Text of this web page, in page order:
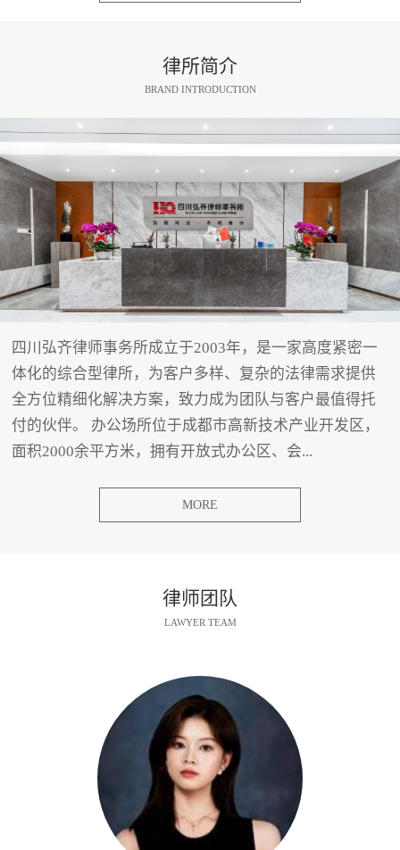
律所简介
BRAND INTRODUCTION
四川弘齐律师事务所成立于2003年，是一家高度紧密一
体化的综合型律所，为客户多样、复杂的法律需求提供
全方位精细化解决方案，致力成为团队与客户最值得托
付的伙伴。 办公场所位于成都市高新技术产业开发区，
面积2000余平方米，拥有开放式办公区、会...
MORE
律师团队
LAWYER TEAM